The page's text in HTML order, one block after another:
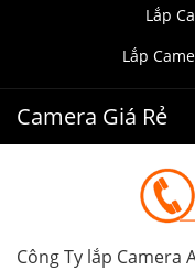
Lắp
Lắp
Camera Giá Rẻ
Công Ty lắp Camera